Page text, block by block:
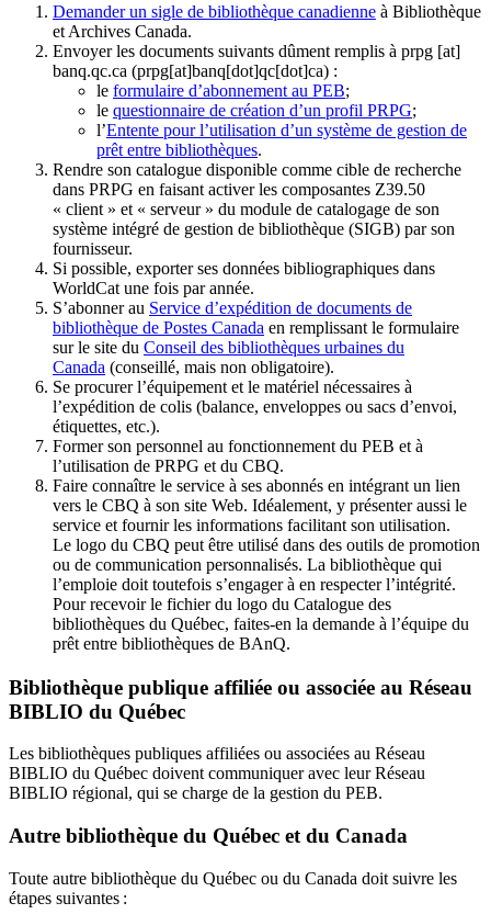
Demander un sigle de bibliothèque canadienne à Bibliothèque
et Archives Canada.
Envoyer les documents suivants dûment remplis à prpg [at]
banq.qc.ca (prpg[at]banq[dot]qc[dot]ca) :
le formulaire d’abonnement au PEB;
le questionnaire de création d’un profil PRPG;
l’Entente pour l’utilisation d’un système de gestion de
prêt entre bibliothèques.
Rendre son catalogue disponible comme cible de recherche
dans PRPG en faisant activer les composantes Z39.50
« client » et « serveur » du module de catalogage de son
système intégré de gestion de bibliothèque (SIGB) par son
fournisseur.
Si possible, exporter ses données bibliographiques dans
WorldCat une fois par année.
S’abonner au Service d’expédition de documents de
bibliothèque de Postes Canada en remplissant le formulaire
sur le site du Conseil des bibliothèques urbaines du
Canada (conseillé, mais non obligatoire).
Se procurer l’équipement et le matériel nécessaires à
l’expédition de colis (balance, enveloppes ou sacs d’envoi,
étiquettes, etc.).
Former son personnel au fonctionnement du PEB et à
l’utilisation de PRPG et du CBQ.
Faire connaître le service à ses abonnés en intégrant un lien
vers le CBQ à son site Web. Idéalement, y présenter aussi le
service et fournir les informations facilitant son utilisation.
Le logo du CBQ peut être utilisé dans des outils de promotion
ou de communication personnalisés. La bibliothèque qui
l’emploie doit toutefois s’engager à en respecter l’intégrité.
Pour recevoir le fichier du logo du Catalogue des
bibliothèques du Québec, faites-en la demande à l’équipe du
prêt entre bibliothèques de BAnQ.
Bibliothèque publique affiliée ou associée au Réseau
BIBLIO du Québec
Les bibliothèques publiques affiliées ou associées au Réseau
BIBLIO du Québec doivent communiquer avec leur Réseau
BIBLIO régional, qui se charge de la gestion du PEB.
Autre bibliothèque du Québec et du Canada
Toute autre bibliothèque du Québec ou du Canada doit suivre les
étapes suivantes :